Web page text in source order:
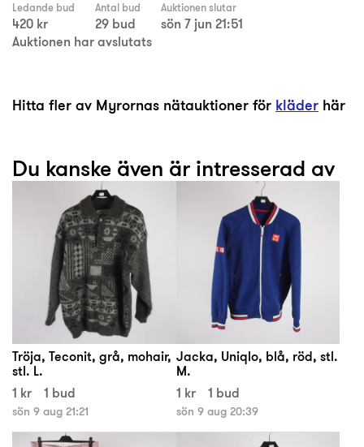
Ledande bud
420 kr
Antal bud
29 bud
Auktionen slutar
sön 7 jun 21:51
Auktionen har avslutats
Hitta fler av Myrornas nätauktioner för kläder här
Du kanske även är intresserad av
Tröja, Teconit, grå, mohair,
stl. L.
1 kr
1 bud
sön 9 aug 21:21
Jacka, Uniqlo, blå, röd, stl.
M.
1 kr
1 bud
sön 9 aug 20:39